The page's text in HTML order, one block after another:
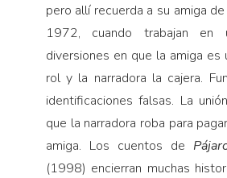
pero allí recuerda a su amiga
1972, cuando trabajan en
diversiones en que la amiga es
rol y la narradora la cajera.
identificaciones falsas. La
que la narradora roba para
amiga. Los cuentos de
(1998) encierran muchas